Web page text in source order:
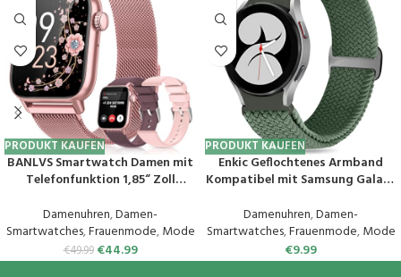
PRODUKT KAUFEN
BANLVS Smartwatch Damen mit
Telefonfunktion 1,85“ Zoll
Herzfrequenz, Schlafmonitor,
Menstruationszyklus, IP68
wasserdichte Sportuhr für iOS
und Android (Rosa)
Damenuhren,Damen-
Smartwatches,Frauenmode,Mode
€49.99 €44.99
PRODUKT KAUFEN
Enkic Geflochtenes Armband
Kompatibel mit Samsung Galaxy
44mm/Galaxy Watch 5 Pro
45mm/Watch 6 Classic/Watch 4
Classic, Elastisch Uhrenarmband
Sport Loop Ersatzarmband für
Damenuhren,Damen-
Smartwatches,Frauenmode,Mode
€9.99